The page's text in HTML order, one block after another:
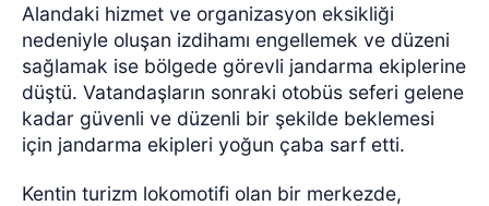
Alandaki hizmet ve organizasyon eksikliği
nedeniyle oluşan izdihamı engellemek ve düzeni
sağlamak ise bölgede görevli jandarma ekiplerine
düştü. Vatandaşların sonraki otobüs seferi gelene
kadar güvenli ve düzenli bir şekilde beklemesi
için jandarma ekipleri yoğun çaba sarf etti.
Kentin turizm lokomotifi olan bir merkezde,